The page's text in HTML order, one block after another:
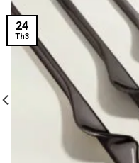
24
Th3